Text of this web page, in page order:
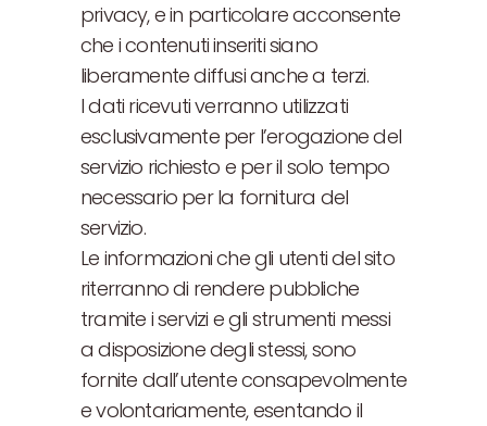
privacy, e in particolare acconsente
che i contenuti inseriti siano
liberamente diffusi anche a terzi.
I dati ricevuti verranno utilizzati
esclusivamente per l’erogazione del
servizio richiesto e per il solo tempo
necessario per la fornitura del
servizio.
Le informazioni che gli utenti del sito
riterranno di rendere pubbliche
tramite i servizi e gli strumenti messi
a disposizione degli stessi, sono
fornite dall’utente consapevolmente
e volontariamente, esentando il